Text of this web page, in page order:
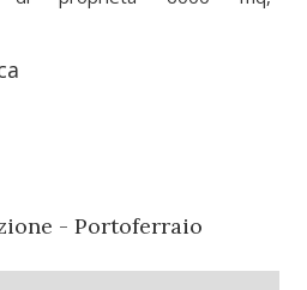
- Portoferraio